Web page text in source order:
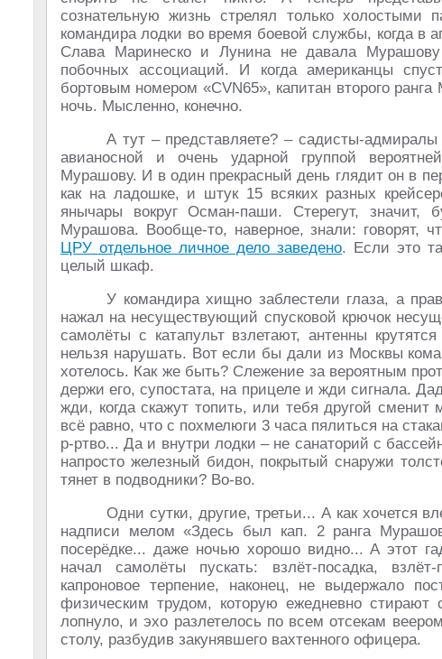
сознательную жизнь стрелял только холостыми
командира лодки во время боевой службы, когда в
Слава Маринеско и Лунина не давала
побочных ассоциаций. И когда американцы
бортовым номером «CVN65», капитан второго
ночь. Мысленно, конечно.
А тут – представляете? – садисты-
авианосной и очень ударной группой
Мурашову. И в один прекрасный день глядит он в
как на ладошке, и штук 15 всяких разных
янычары вокруг Осман-паши. Стерегут, значит,
Мурашова. Вообще-то, наверное, знали: говорят,
ЦРУ отдельное личное дело заведено. Если это
целый шкаф.
У командира хищно заблестели глаза, а
нажал на несуществующий спусковой крючок
самолёты с катапульт взлетают, антенны
нельзя нарушать. Вот если бы дали из Москвы
хотелось. Как же быть? Слежение за вероятным
держи его, супостата, на прицеле и жди сигнала.
жди, когда скажут топить, или тебя другой
всё равно, что с похмелюги 3 часа пялиться на
р-ртво... Да и внутри лодки – не санаторий с
напросто железный бидон, покрытый снаружи
тянет в подводники? Во-во.
Одни сутки, другие, третьи... А как хочется
надписи мелом «Здесь был кап. 2 ранга
посерёдке... даже ночью хорошо видно... А этот
начал самолёты пускать: взлёт-посадка,
капроновое терпение, наконец, не выдержало
физическим трудом, которую ежедневно стирают
лопнуло, и эхо разлетелось по всем отсекам
столу, разбудив закунявшего вахтенного офицера.